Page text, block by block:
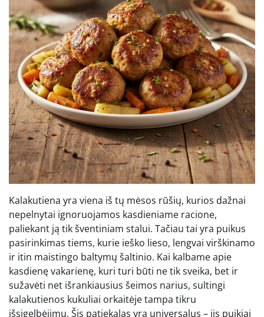
Kalakutiena yra viena iš tų mėsos rūšių, kurios dažnai
nepelnytai ignoruojamos kasdieniame racione,
paliekant ją tik šventiniam stalui. Tačiau tai yra puikus
pasirinkimas tiems, kurie ieško lieso, lengvai virškinamo
ir itin maistingo baltymų šaltinio. Kai kalbame apie
kasdienę vakarienę, kuri turi būti ne tik sveika, bet ir
sužavėti net išrankiausius šeimos narius, sultingi
kalakutienos kukuliai orkaitėje tampa tikru
išsigelbėjimu. Šis patiekalas yra universalus – jis puikiai